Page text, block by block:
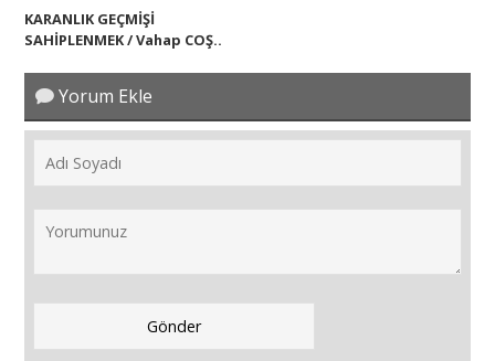
KARANLIK GEÇMİŞİ
SAHİPLENMEK / Vahap COŞ..
Yorum Ekle